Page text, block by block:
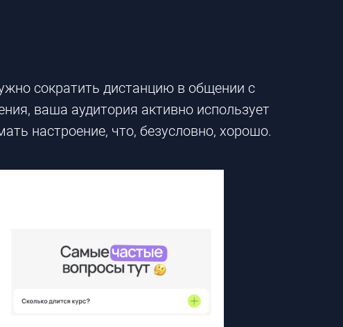
сократить дистанцию в общении с
ваша аудитория активно использует
настроение, что, безусловно, хорошо.